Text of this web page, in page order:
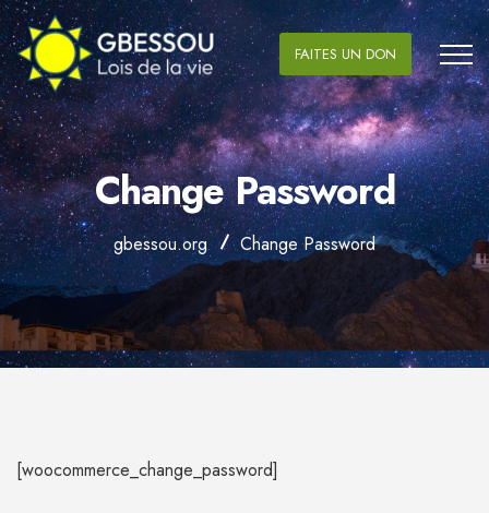
FAITES UN DON
Change Password
gbessou.org Change Password
[woocommerce_change_password]